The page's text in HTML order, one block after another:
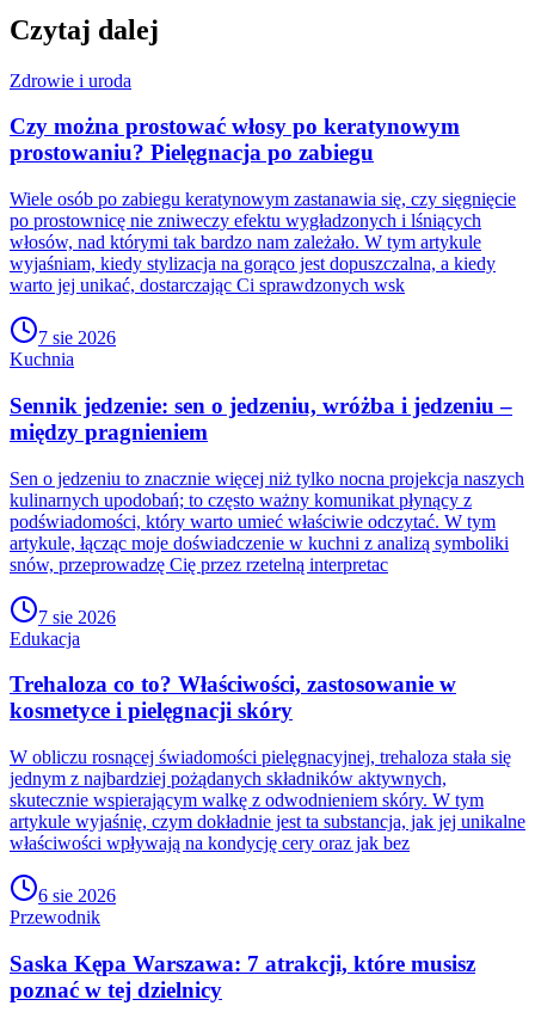
Czytaj dalej
Zdrowie i uroda
Czy można prostować włosy po keratynowym
prostowaniu? Pielęgnacja po zabiegu
Wiele osób po zabiegu keratynowym zastanawia się, czy sięgnięcie
po prostownicę nie zniweczy efektu wygładzonych i lśniących
włosów, nad którymi tak bardzo nam zależało. W tym artykule
wyjaśniam, kiedy stylizacja na gorąco jest dopuszczalna, a kiedy
warto jej unikać, dostarczając Ci sprawdzonych wsk
7 sie 2026
Kuchnia
Sennik jedzenie: sen o jedzeniu, wróżba i jedzeniu –
między pragnieniem
Sen o jedzeniu to znacznie więcej niż tylko nocna projekcja naszych
kulinarnych upodobań; to często ważny komunikat płynący z
podświadomości, który warto umieć właściwie odczytać. W tym
artykule, łącząc moje doświadczenie w kuchni z analizą symboliki
snów, przeprowadzę Cię przez rzetelną interpretac
7 sie 2026
Edukacja
Trehaloza co to? Właściwości, zastosowanie w
kosmetyce i pielęgnacji skóry
W obliczu rosnącej świadomości pielęgnacyjnej, trehaloza stała się
jednym z najbardziej pożądanych składników aktywnych,
skutecznie wspierającym walkę z odwodnieniem skóry. W tym
artykule wyjaśnię, czym dokładnie jest ta substancja, jak jej unikalne
właściwości wpływają na kondycję cery oraz jak bez
6 sie 2026
Przewodnik
Saska Kępa Warszawa: 7 atrakcji, które musisz
poznać w tej dzielnicy